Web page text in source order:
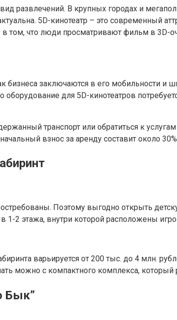
развлечений. В крупных городах и
5D-кинотеатр – это современный
том, что люди просматривают фильм в 3D-
бизнеса заключаются в его мобильности и
для 5D-кинотеатров
транспорт или обратиться к
взнос за аренду составит около
Поэтому выгодно открыть
1-2 этажа, внутри которой расположены
варьируется от 200 тыс. до 4 млн.
можно с компактного комплекса,
Бык”